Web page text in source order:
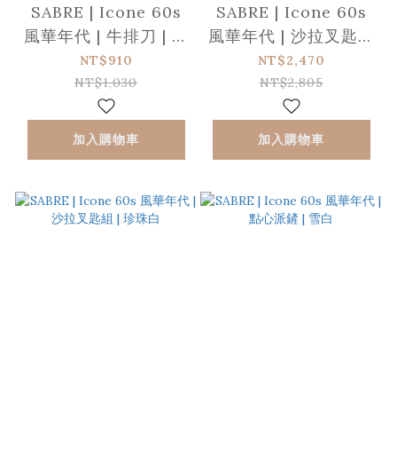
SABRE | Icone 60s
風華年代 | 牛排刀 | 珍
珠白
NT$910
NT$1,030
加入購物車
SABRE | Icone 60s
風華年代 | 沙拉叉匙組
| 雪白
NT$2,470
NT$2,805
加入購物車